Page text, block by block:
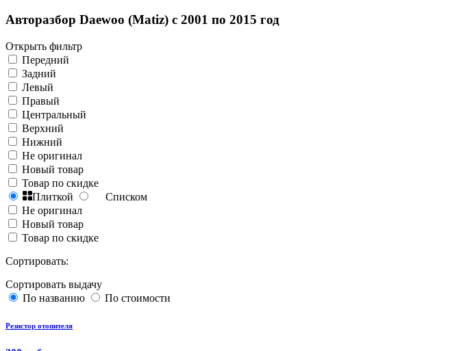
Авторазбор Daewoo (Matiz) с 2001 по 2015 год
Открыть фильтр
Передний
Задний
Левый
Правый
Центральный
Верхний
Нижний
Не оригинал
Новый товар
Товар по скидке
Плиткой
Списком
Не оригинал
Новый товар
Товар по скидке
Сортировать:
Сортировать выдачу
По названию
По стоимости
Резистор отопителя